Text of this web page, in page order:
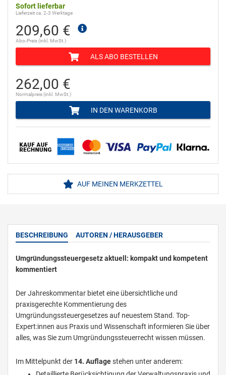
Sofort lieferbar
Lieferzeit ca. 2-3 Werktage
209,60 €
Abo-Preis (inkl. MwSt.)
ALS ABO BESTELLEN
262,00 €
Normalpreis (inkl. MwSt.)
IN DEN WARENKORB
AUF MEINEN MERKZETTEL
BESCHREIBUNG AUTOREN / HERAUSGEBER
Umgründungssteuergesetz aktuell: kompakt und kompetent
kommentiert
Der Jahreskommentar bietet eine übersichtliche und
praxisgerechte Kommentierung des
Umgründungssteuergesetzes auf neuestem Stand. Top-
Expert:innen aus Praxis und Wissenschaft informieren Sie über
alles, was Sie zum Umgründungssteuerrecht wissen müssen.
Im Mittelpunkt der 14. Auflagestehen unter anderem: